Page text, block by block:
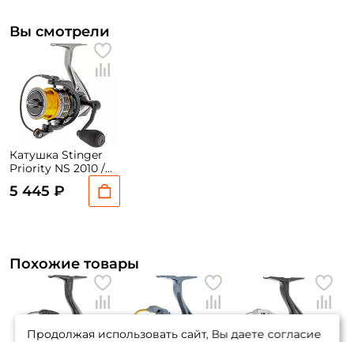
Вы смотрели
Катушка Stinger
Priority NS 2010 /
вес: 250гр. / 5,2 /
подшипники: 7шт.
5 445 ₽
Похожие товары
Продолжая использовать сайт, Вы даете согласие